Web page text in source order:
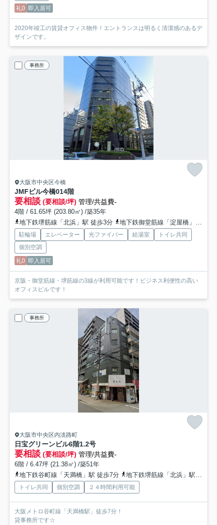
礼0 即入居可
2020年竣工の賃貸オフィス物件！エントランスは明るく清潔感のあるデ
ザインです。
事務所
大阪市中央区今橋
JMFビル今橋014階
要相談 (要相談/坪) 管理/共益費-
4階 / 61.65坪 (203.80㎡) /築35年
地下鉄堺筋線「北浜」駅 徒歩3分
地下鉄御堂筋線「淀屋橋」駅 徒歩4分
駐輪場 エレベーター 光ファイバー 給湯室
トイレ共同
個別空調
礼0 即入居可
京阪・御堂筋線・堺筋線の3線が利用可能です！ビジネス利便性の高い
オフィスビルです！
事務所
大阪市中央区内淡路町
日宝グリーンビル6階1.2号
要相談 (要相談/坪) 管理/共益費-
6階 / 6.47坪 (21.38㎡) /築51年
地下鉄谷町線「天満橋」駅 徒歩7分
地下鉄堺筋線「北浜」駅 徒歩8分
トイレ共同 個別空調 ２４時間利用可能
大阪メトロ谷町線「天満橋駅」徒歩7分！
貸事務所です☆